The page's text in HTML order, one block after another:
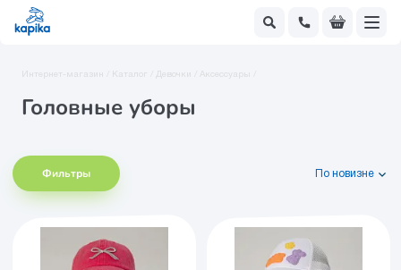
Интернет-магазин / Каталог / Девочки / Аксессуары /
Головные уборы
Фильтры По новизне